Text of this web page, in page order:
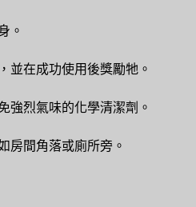
。
並在成功使用後獎勵牠。
強烈氣味的化學清潔劑。
房間角落或廁所旁。